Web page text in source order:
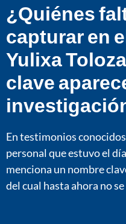
¿Quiénes
capturar en
Yulixa
clave
En testimonios
personal que estuvo el
menciona un nombre
del cual hasta ahora no